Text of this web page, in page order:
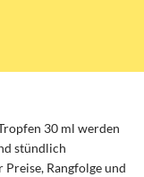
30 ml werden
stündlich
Rangfolge und